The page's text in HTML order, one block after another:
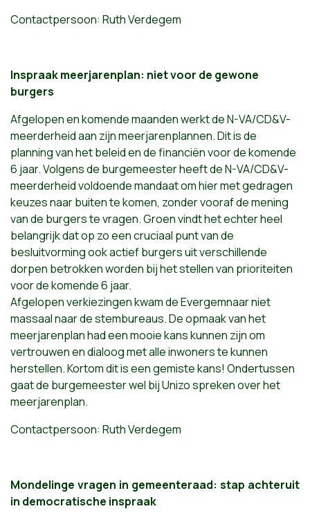
Contactpersoon: Ruth Verdegem
Inspraak meerjarenplan: niet voor de gewone
burgers
Afgelopen en komende maanden werkt de N-VA/CD&V-
meerderheid aan zijn meerjarenplannen. Dit is de
planning van het beleid en de financiën voor de komende
6 jaar. Volgens de burgemeester heeft de N-VA/CD&V-
meerderheid voldoende mandaat om hier met gedragen
keuzes naar buiten te komen, zonder vooraf de mening
van de burgers te vragen. Groen vindt het echter heel
belangrijk dat op zo een cruciaal punt van de
besluitvorming ook actief burgers uit verschillende
dorpen betrokken worden bij het stellen van prioriteiten
voor de komende 6 jaar.
Afgelopen verkiezingen kwam de Evergemnaar niet
massaal naar de stembureaus. De opmaak van het
meerjarenplan had een mooie kans kunnen zijn om
vertrouwen en dialoog met alle inwoners te kunnen
herstellen. Kortom dit is een gemiste kans! Ondertussen
gaat de burgemeester wel bij Unizo spreken over het
meerjarenplan.
Contactpersoon: Ruth Verdegem
Mondelinge vragen in gemeenteraad: stap achteruit
in democratische inspraak